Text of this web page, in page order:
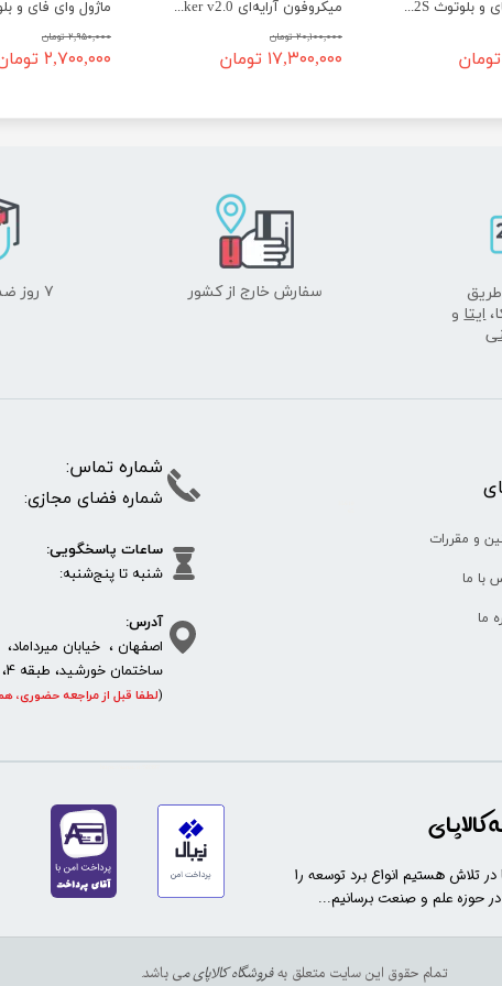
۲,۹۵۰,۰۰۰ تومان
۲,۷۰۰,۰۰۰ تومان
میکروفون آرایه‌ای ReSpeaker v2.0
۲۰,۱۰۰,۰۰۰ تومان
۱۷,۳۰۰,۰۰۰ تومان
ماژول وای فای و بلوتوث ESP32S (38 پین)
تمام حقوق این سایت متعلق بهفروشگاه کالاپای می باشد.
ایتا و
سفارش خارج از کشور
۷ روز ضمانت بازگشت
و مقررات
با ما
ما
در تلاش هستیم انواع برد توسعه را
حوزه علم و صنعت برسانیم...
شماره
شماره فضای مجازی:
ساعات پاسخگویی:
شنبه تا
آدرس:
اصفهان ، خیابان میرداماد،
ساختمان خورشید، طبقه 4، واحد 11، پلاک 292
(لطفا قبل از مراجعه حضوری،